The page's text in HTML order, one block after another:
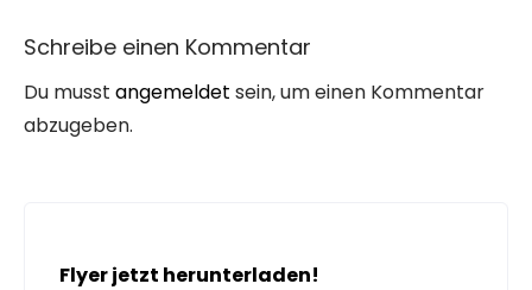
Schreibe einen Kommentar
Du musst angemeldet sein, um einen Kommentar
abzugeben.
Flyer jetzt herunterladen!